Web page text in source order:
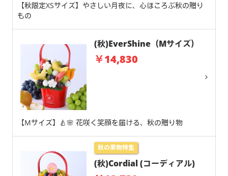
【秋限定XSサイズ】やさしい月夜に、心ほころぶ秋の贈り
もの
(秋)EverShine（Mサイズ）
￥14,830
【Mサイズ】🍐🌸 花咲く笑顔を届ける、秋の贈り物
秋の果物特集
(秋)Cordial (コーディアル)